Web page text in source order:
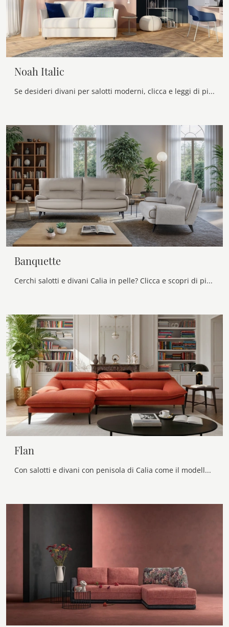
Noah Italic
Se desideri divani per salotti moderni, clicca e leggi di più sul modello Noah Italic in tessuto del marchio Twils.
Banquette
Cerchi salotti e divani Calia in pelle? Clicca e scopri di più sul modello Banquette per spazi moderni.
Flan
Con salotti e divani con penisola di Calia come il modello Flan in tessuto, potrai completare il tuo concept d'arredo.